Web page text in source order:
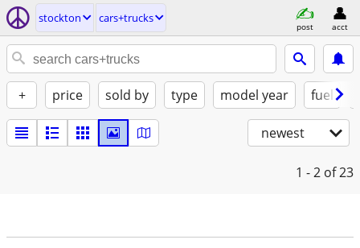
stockton cars+trucks
post acct
+ price sold by type model year fuel
newest
1 - 2 of 23